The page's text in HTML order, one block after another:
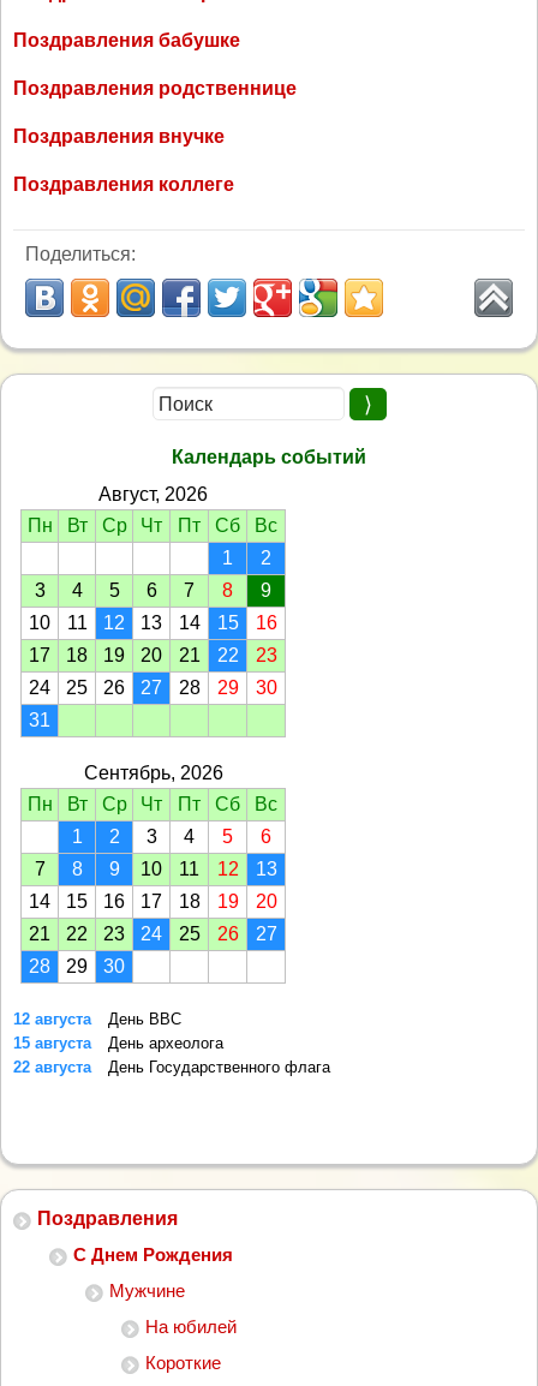
Поздравления
С Днем Рождения
Мужчине
На юбилей
Короткие
Поздравления бабушке
Поздравления родственнице
Поздравления внучке
Поздравления коллеге
Поделиться:
Календарь событий
Август, 2026
Пн
Вт Ср Чт Пт Сб
Вс
1
2
3
4 5 6 7 8
9
10
11 12 13 14 15
16
17
18 19 20 21 22
23
24
25 26 27 28 29
30
31
Сентябрь, 2026
Пн
Вт Ср Чт Пт Сб
Вс
1
2 3 4 5
6
7
8 9 10 11 12
13
14
15 16 17 18 19
20
21
22 23 24 25 26
27
28
29 30
12 августа
День ВВС
15 августа
День археолога
22 августа
День Государственного флага